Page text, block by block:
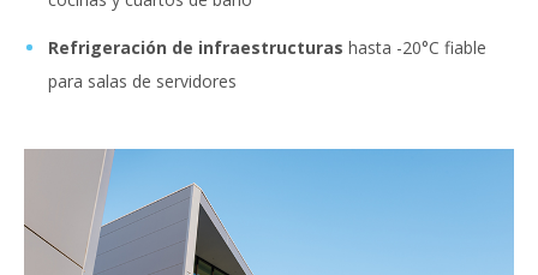
Refrigeración de infraestructuras hasta -20°C fiable
para salas de servidores